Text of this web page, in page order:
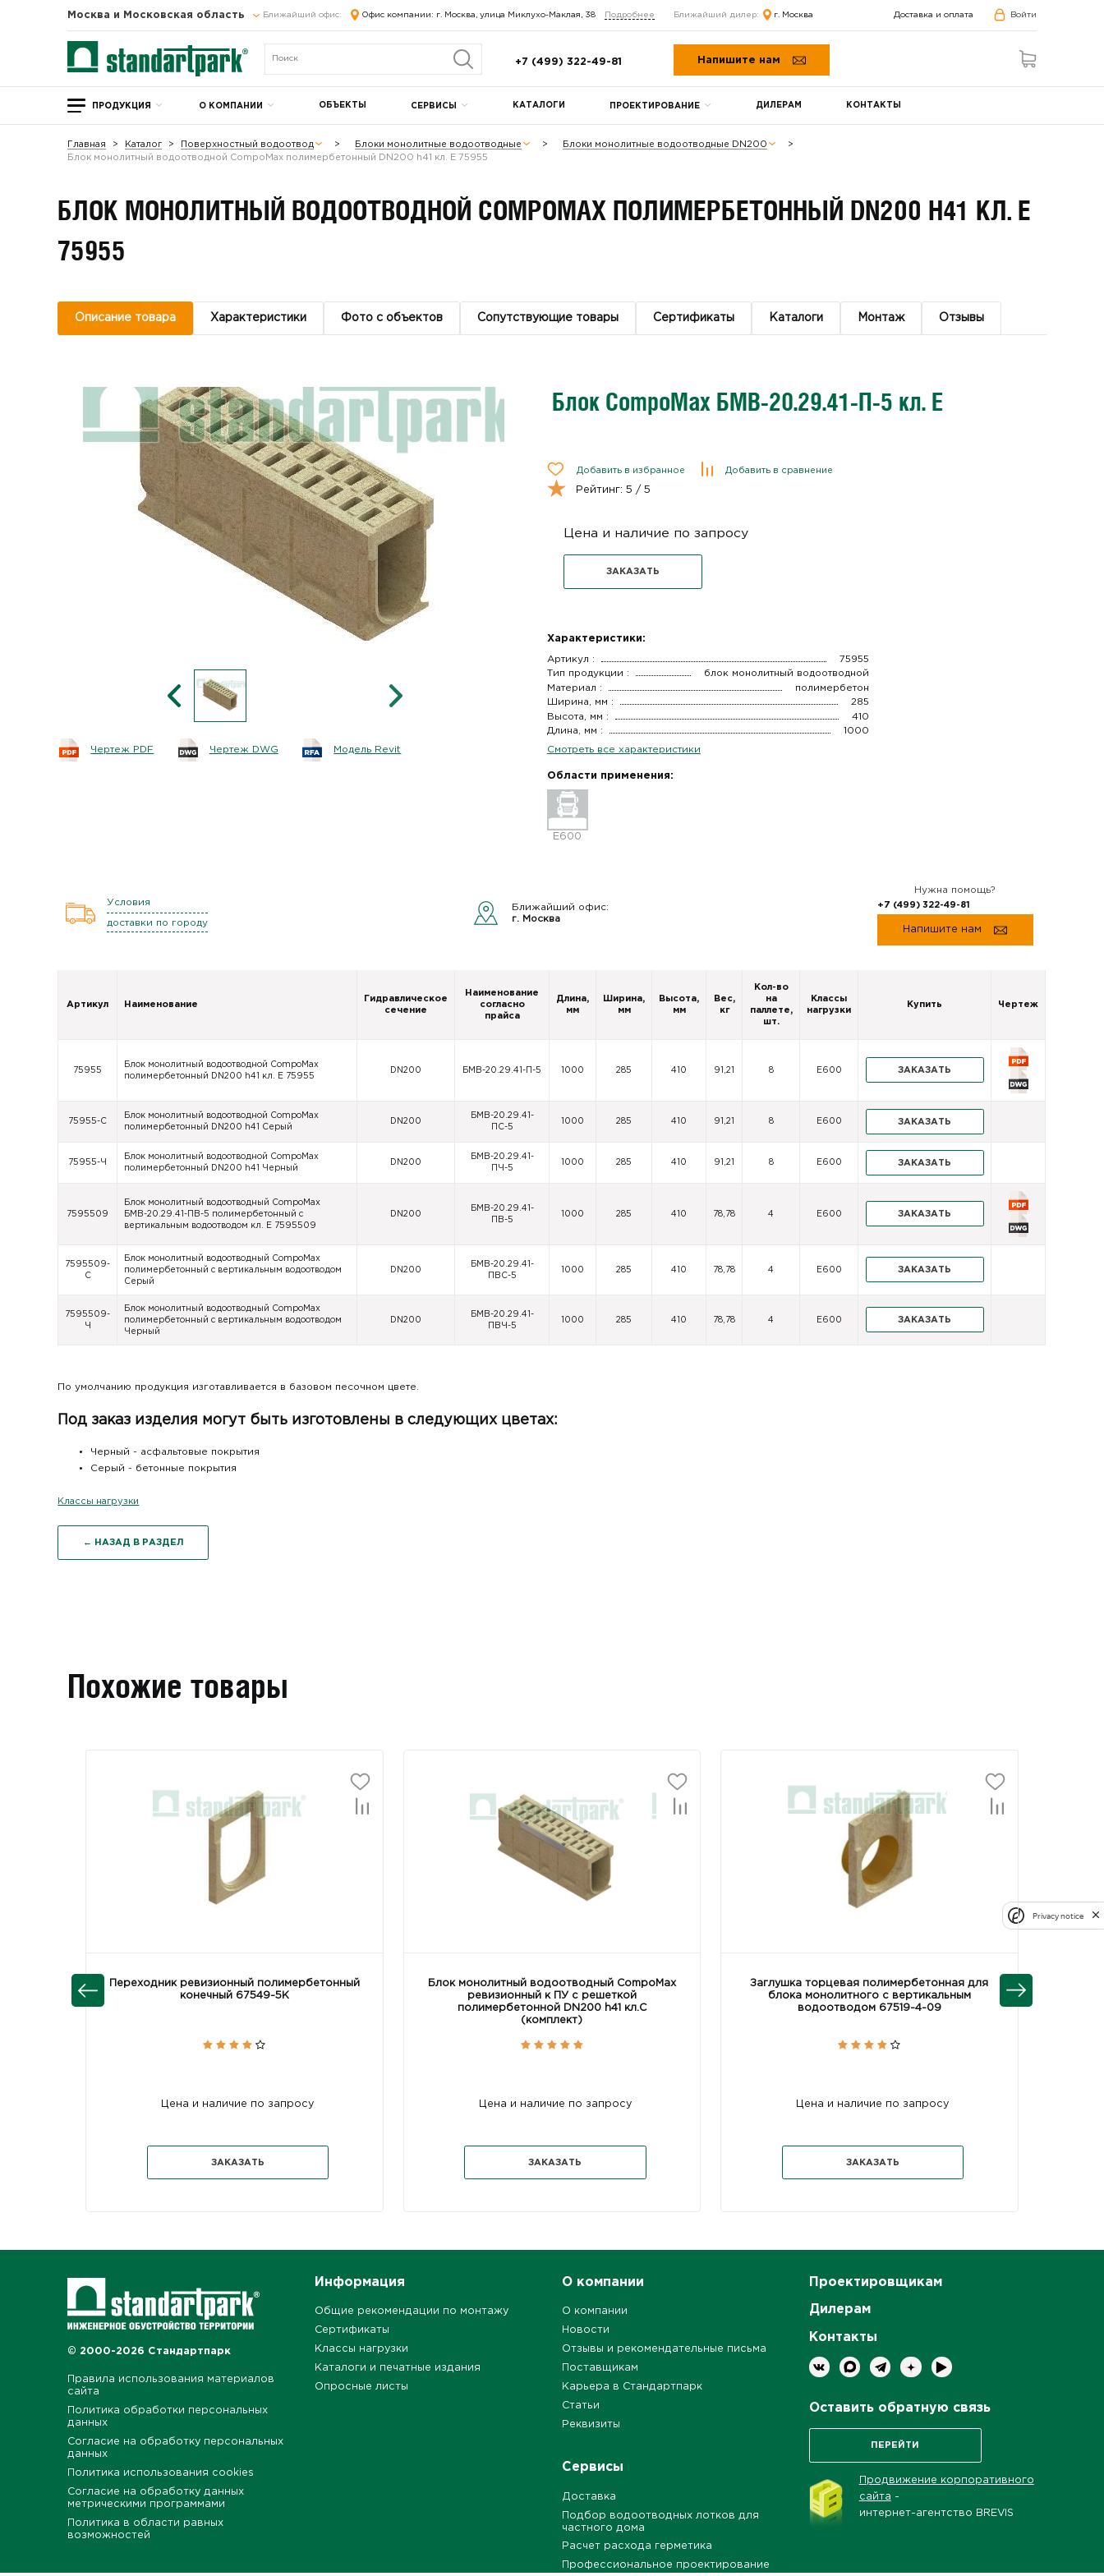
Москва и Московская область Ближайший офис: Офис компании: г. Москва, улица Миклухо-Маклая, 38 Подробнее Ближайший дилер: г. Москва Доставка и оплата Войти
+7 (499) 322-49-81 Напишите нам
ПРОДУКЦИЯ О КОМПАНИИ ОБЪЕКТЫ СЕРВИСЫ КАТАЛОГИ ПРОЕКТИРОВАНИЕ ДИЛЕРАМ КОНТАКТЫ
Главная Каталог Поверхностный водоотвод Блоки монолитные водоотводные
Блоки монолитные водоотводные DN200
Блок монолитный водоотводной CompoMax полимербетонный DN200 h41 кл. E 75955
БЛОК МОНОЛИТНЫЙ ВОДООТВОДНОЙ COMPOMAX ПОЛИМЕРБЕТОННЫЙ DN200 H41 КЛ. E
75955
Описание товара Характеристики Фото с объектов Сопутствующие товары Сертификаты Каталоги Монтаж Отзывы
Блок CompoMax БМВ-20.29.41-П-5 кл. E
Чертеж PDF Чертеж DWG Модель Revit
Добавить в избранное Добавить в сравнение
Рейтинг: 5 / 5
Цена и наличие по запросу
ЗАКАЗАТЬ
Характеристики:
Артикул :
75955
Тип продукции :
блок монолитный водоотводной
Материал :
полимербетон
Ширина, мм :
285
Высота, мм :
410
Длина, мм :
1000
Смотреть все характеристики
Области применения:
E600
Условия
доставки по городу
Ближайший офис:
г. Москва
Нужна помощь?
+7 (499) 322-49-81
Напишите нам
Артикул Наименование
Гидравлическое
сечение
Наименование
согласно
прайса
Длина,
мм
Ширина,
мм
Высота,
мм
Вес,
кг
Кол-во
на
паллете,
шт.
Классы
нагрузки
Купить Чертеж
75955
Блок монолитный водоотводной CompoMax
полимербетонный DN200 h41 кл. E 75955
DN200 БМВ-20.29.41-П-5 1000 285 410 91,21 8 E600 ЗАКАЗАТЬ
75955-С
Блок монолитный водоотводной CompoMax
полимербетонный DN200 h41 Серый
DN200
БМВ-20.29.41-
ПС-5
1000 285 410 91,21 8 E600 ЗАКАЗАТЬ
75955-Ч
Блок монолитный водоотводной CompoMax
полимербетонный DN200 h41 Черный
DN200
БМВ-20.29.41-
ПЧ-5
1000 285 410 91,21 8 E600 ЗАКАЗАТЬ
7595509
Блок монолитный водоотводный CompoMax
БМВ-20.29.41-ПВ-5 полимербетонный с
вертикальным водоотводом кл. E 7595509
DN200
БМВ-20.29.41-
ПВ-5
1000 285 410 78,78 4 E600 ЗАКАЗАТЬ
7595509-
С
Блок монолитный водоотводный CompoMax
полимербетонный с вертикальным водоотводом
Серый
DN200
БМВ-20.29.41-
ПВС-5
1000 285 410 78,78 4 E600 ЗАКАЗАТЬ
7595509-
Ч
Блок монолитный водоотводный CompoMax
полимербетонный с вертикальным водоотводом
Черный
DN200
БМВ-20.29.41-
ПВЧ-5
1000 285 410 78,78 4 E600 ЗАКАЗАТЬ
По умолчанию продукция изготавливается в базовом песочном цвете.
Под заказ изделия могут быть изготовлены в следующих цветах:
Черный - асфальтовые покрытия
Серый - бетонные покрытия
Классы нагрузки
← НАЗАД В РАЗДЕЛ
Похожие товары
Переходник ревизионный полимербетонный
конечный 67549-5К
Цена и наличие по запросу
ЗАКАЗАТЬ
Блок монолитный водоотводный CompoMax
ревизионный к ПУ с решеткой
полимербетонной DN200 h41 кл.C
(комплект)
Цена и наличие по запросу
ЗАКАЗАТЬ
Заглушка торцевая полимербетонная для
блока монолитного с вертикальным
водоотводом 67519-4-09
Цена и наличие по запросу
ЗАКАЗАТЬ
© 2000-2026 Стандартпарк
Правила использования материалов
сайта
Политика обработки персональных
данных
Согласие на обработку персональных
данных
Политика использования cookies
Согласие на обработку данных
метрическими программами
Политика в области равных
возможностей
Информация
Общие рекомендации по монтажу
Сертификаты
Классы нагрузки
Каталоги и печатные издания
Опросные листы
О компании
О компании
Новости
Отзывы и рекомендательные письма
Поставщикам
Карьера в Стандартпарк
Статьи
Реквизиты
Сервисы
Доставка
Подбор водоотводных лотков для
частного дома
Расчет расхода герметика
Профессиональное проектирование
Проектировщикам
Дилерам
Контакты
Оставить обратную связь
ПЕРЕЙТИ
Продвижение корпоративного
сайта -
интернет-агентство BREVIS
Privacy notice